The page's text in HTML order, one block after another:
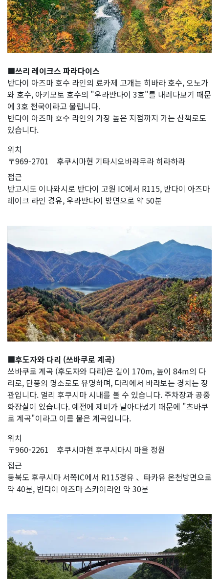
■쓰리 레이크스 파라다이스
반다이 아즈마 호수 라인의 료카제 고개는 히바라 호수, 오노가
와 호수, 아키모토 호수의 "우라반다이 3호"를 내려다보기 때문
에 3호 천국이라고 불립니다.
반다이 아즈마 호수 라인의 가장 높은 지점까지 가는 산책로도
있습니다.
위치
〒969-2701 후쿠시마현 기타시오바라무라 히라하라
접근
반고시도 이나와시로 반다이 고원 IC에서 R115, 반다이 아즈마
레이크 라인 경유, 우라반다이 방면으로 약 50분
■후도자와 다리 (쓰바쿠로 계곡)
쓰바쿠로 계곡 (후도자와 다리)은 길이 170m, 높이 84m의 다
리로, 단풍의 명소로도 유명하며, 다리에서 바라보는 경치는 장
관입니다. 멀리 후쿠시마 시내를 볼 수 있습니다. 주차장과 공중
화장실이 있습니다. 예전에 제비가 날아다녔기 때문에 "츠바쿠
로 계곡"이라고 이름 붙은 계곡입니다.
위치
〒960-2261 후쿠시마현 후쿠시마시 마을 정원
접근
동북도 후쿠시마 서쪽IC에서 R115경유 、타카유 온천방면으로
약 40분, 반다이 아즈마 스카이라인 약 30분